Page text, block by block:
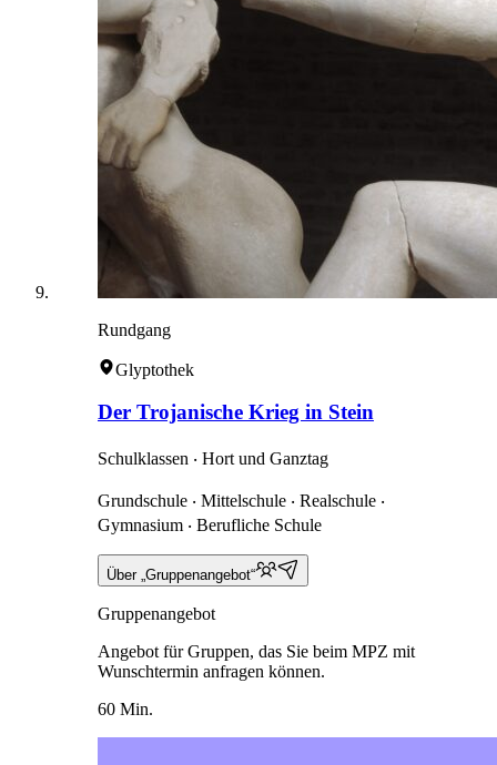
Rundgang
Glyptothek
Der Trojanische Krieg in Stein
Schulklassen ‧ Hort und Ganztag
Grundschule ‧ Mittelschule ‧ Realschule ‧
Gymnasium ‧ Berufliche Schule
Über „Gruppenangebot“
Gruppenangebot
Angebot für Gruppen, das Sie beim MPZ mit
Wunschtermin anfragen können.
60 Min.